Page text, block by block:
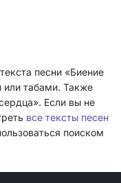
текста песни «Биение
или табами. Также
Если вы не
все тексты песен
поиском